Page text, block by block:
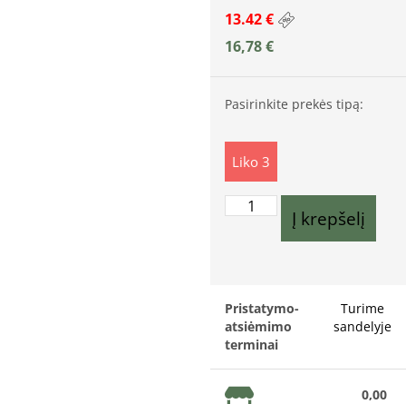
13.42 €
16,78€
Pasirinkite prekės tipą:
Liko 3
Į krepšelį
Pristatymo-
atsiėmimo
terminai
Turime
sandelyje
0,00